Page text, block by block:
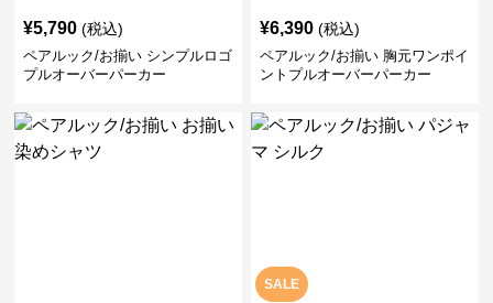
¥5,790 (税込)
ペアルック/お揃い シンプルロゴ
プルオーバーパーカー
¥6,390 (税込)
ペアルック/お揃い 胸元ワンポイ
ントプルオーバーパーカー
SALE